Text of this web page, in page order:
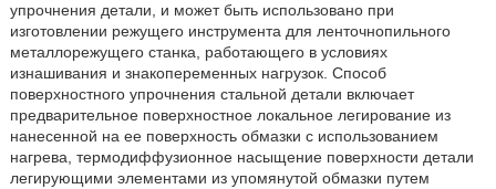
упрочнения детали, и может быть использовано при
изготовлении режущего инструмента для ленточнопильного
металлорежущего станка, работающего в условиях
изнашивания и знакопеременных нагрузок. Способ
поверхностного упрочнения стальной детали включает
предварительное поверхностное локальное легирование из
нанесенной на ее поверхность обмазки с использованием
нагрева, термодиффузионное насыщение поверхности детали
легирующими элементами из упомянутой обмазки путем